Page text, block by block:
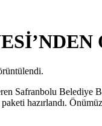
Safranbolu Belediye
hazırlandı.